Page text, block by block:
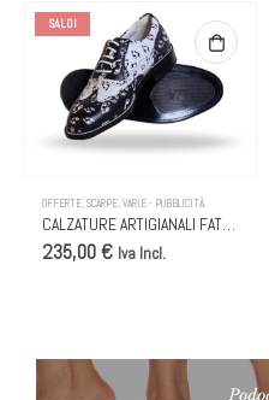
E PUNTE
SALDI
OFFERTE,SCARPE,VARIE - PUBBLICITÀ
CALZATURE ARTIGIANALI FATTE A MANO PIEDIFICIO & MANIFICIO
235,00 € Iva Incl.